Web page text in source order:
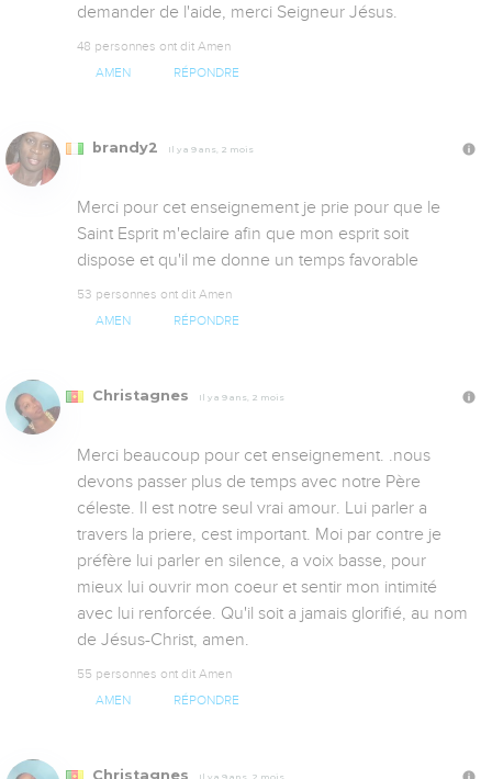
demander de l'aide, merci Seigneur Jésus.
48 personnes ont dit Amen
AMEN RÉPONDRE
brandy2 Il y a 9 ans, 2 mois
Merci pour cet enseignement je prie pour que le
Saint Esprit m'eclaire afin que mon esprit soit
dispose et qu'il me donne un temps favorable
53 personnes ont dit Amen
AMEN RÉPONDRE
Christagnes Il y a 9 ans, 2 mois
Merci beaucoup pour cet enseignement. .nous
devons passer plus de temps avec notre Père
céleste. Il est notre seul vrai amour. Lui parler a
travers la priere, cest important. Moi par contre je
préfère lui parler en silence, a voix basse, pour
mieux lui ouvrir mon coeur et sentir mon intimité
avec lui renforcée. Qu'il soit a jamais glorifié, au nom
de Jésus-Christ, amen.
55 personnes ont dit Amen
AMEN RÉPONDRE
Christagnes